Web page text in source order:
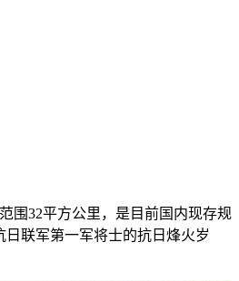
围32平方公里，是目前国内现存规
联军第一军将士的抗日烽火岁